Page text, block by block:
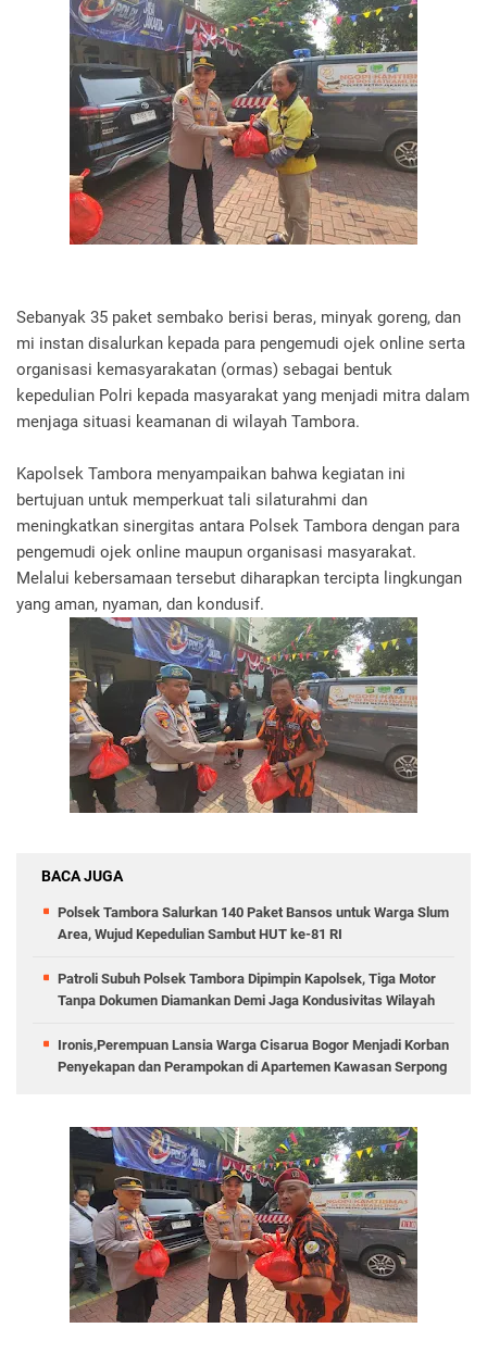
Sebanyak 35 paket sembako berisi beras, minyak goreng, dan
mi instan disalurkan kepada para pengemudi ojek online serta
organisasi kemasyarakatan (ormas) sebagai bentuk
kepedulian Polri kepada masyarakat yang menjadi mitra dalam
menjaga situasi keamanan di wilayah Tambora.
Kapolsek Tambora menyampaikan bahwa kegiatan ini
bertujuan untuk memperkuat tali silaturahmi dan
meningkatkan sinergitas antara Polsek Tambora dengan para
pengemudi ojek online maupun organisasi masyarakat.
Melalui kebersamaan tersebut diharapkan tercipta lingkungan
yang aman, nyaman, dan kondusif.
BACA JUGA
Polsek Tambora Salurkan 140 Paket Bansos untuk Warga Slum
Area, Wujud Kepedulian Sambut HUT ke-81 RI
Patroli Subuh Polsek Tambora Dipimpin Kapolsek, Tiga Motor
Tanpa Dokumen Diamankan Demi Jaga Kondusivitas Wilayah
Ironis,Perempuan Lansia Warga Cisarua Bogor Menjadi Korban
Penyekapan dan Perampokan di Apartemen Kawasan Serpong